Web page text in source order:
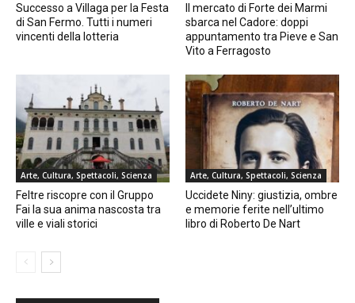
Successo a Villaga per la Festa
di San Fermo. Tutti i numeri
vincenti della lotteria
Il mercato di Forte dei Marmi
sbarca nel Cadore: doppi
appuntamento tra Pieve e San
Vito a Ferragosto
Arte, Cultura, Spettacoli, Scienza
Feltre riscopre con il Gruppo
Fai la sua anima nascosta tra
ville e viali storici
Arte, Cultura, Spettacoli, Scienza
Uccidete Niny: giustizia, ombre
e memorie ferite nell’ultimo
libro di Roberto De Nart